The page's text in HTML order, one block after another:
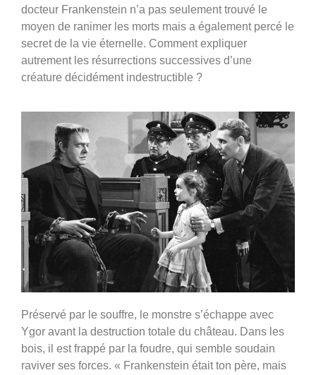
docteur Frankenstein n’a pas seulement trouvé le
moyen de ranimer les morts mais a également percé le
secret de la vie éternelle. Comment expliquer
autrement les résurrections successives d’une
créature décidément indestructible ?
Préservé par le souffre, le monstre s’échappe avec
Ygor avant la destruction totale du château. Dans les
bois, il est frappé par la foudre, qui semble soudain
raviver ses forces. « Frankenstein était ton père, mais